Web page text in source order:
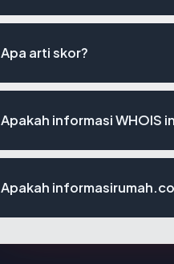
Apa arti skor?
Apakah informasi WHOIS
Apakah